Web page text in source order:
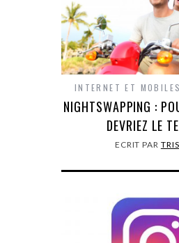
INTERNET ET MOBILES
NIGHTSWAPPING :
DEVRIEZ LE
ECRIT PAR